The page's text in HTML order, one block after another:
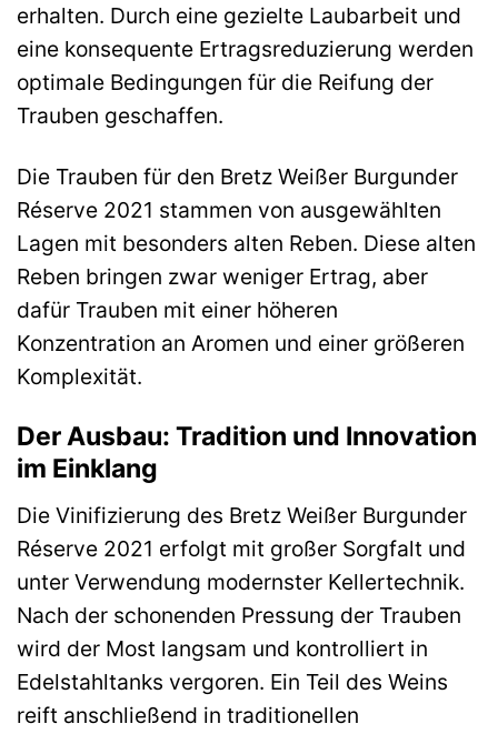
erhalten. Durch eine gezielte Laubarbeit und
eine konsequente Ertragsreduzierung werden
optimale Bedingungen für die Reifung der
Trauben geschaffen.
Die Trauben für den Bretz Weißer Burgunder
Réserve 2021 stammen von ausgewählten
Lagen mit besonders alten Reben. Diese alten
Reben bringen zwar weniger Ertrag, aber
dafür Trauben mit einer höheren
Konzentration an Aromen und einer größeren
Komplexität.
Der Ausbau: Tradition und Innovation
im Einklang
Die Vinifizierung des Bretz Weißer Burgunder
Réserve 2021 erfolgt mit großer Sorgfalt und
unter Verwendung modernster Kellertechnik.
Nach der schonenden Pressung der Trauben
wird der Most langsam und kontrolliert in
Edelstahltanks vergoren. Ein Teil des Weins
reift anschließend in traditionellen